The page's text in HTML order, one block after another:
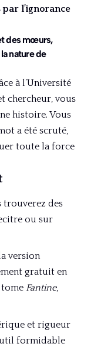
l’ignorance
des mœurs,
nature de
à l’Université
chercheur, vous
histoire. Vous
a été scruté,
toute la force
trouverez des
ou sur
version
gratuit en
Fantine,
et rigueur
formidable